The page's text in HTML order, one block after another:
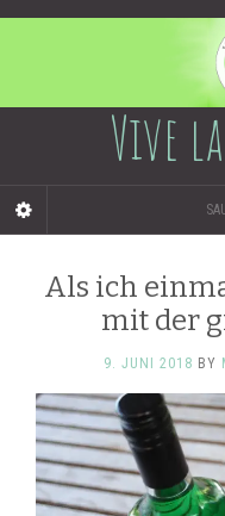
Vive
Als ich
mit der
9. JUNI 2018 BY